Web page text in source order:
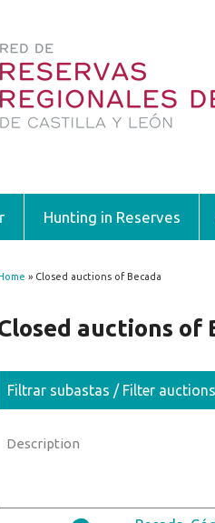
Hunting in Reserves
are here
» Closed auctions of Becada
auctions of
Filtrar subastas / Filter auctions
Description